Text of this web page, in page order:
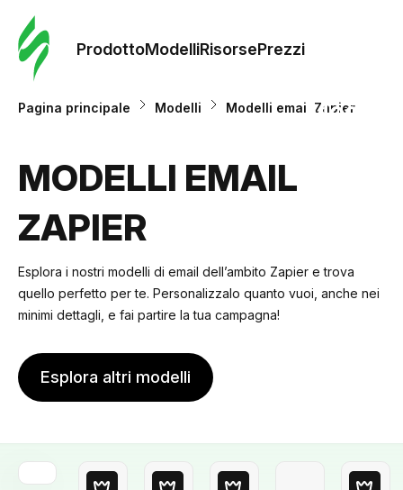
ProdottoModelliRisorsePrezzi
Modelli
Pagina principale Modelli Modelli email Zapier
MODELLI EMAIL
ZAPIER
Esplora i nostri modelli di email dell’ambito Zapier e trova
quello perfetto per te. Personalizzalo quanto vuoi, anche nei
minimi dettagli, e fai partire la tua campagna!
Esplora altri modelli